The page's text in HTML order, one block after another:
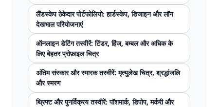
लैंडस्केप ठेकेदार पोर्टफोलियो: हार्डस्केप, डिजाइन और लॉन
देखभाल परियोजनाएं
ऑनलाइन डेटिंग तस्वीरें: टिंडर, हिंज, बम्बल और अधिक के
लिए बेहतर प्रोफ़ाइल चित्र
अंतिम संस्कार और स्मारक तस्वीरें: मृत्युलेख चित्र, श्रद्धांजलि
और स्मरण
थ्रिफ्ट और पुनर्विक्रय तस्वीरें: पॉशमार्क, डिपोप, मर्करी और